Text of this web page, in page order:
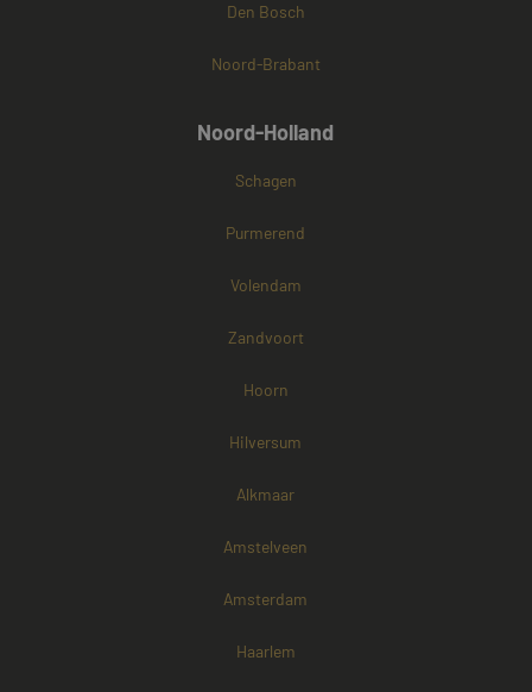
Den Bosch
Noord-Brabant
Noord-Holland
Schagen
Purmerend
Volendam
Zandvoort
Hoorn
Hilversum
Alkmaar
Amstelveen
Amsterdam
Haarlem